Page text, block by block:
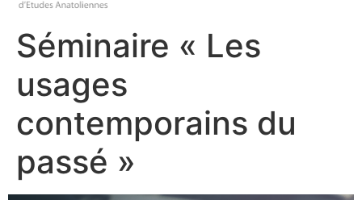
Séminaire « Les
usages
contemporains du
passé »